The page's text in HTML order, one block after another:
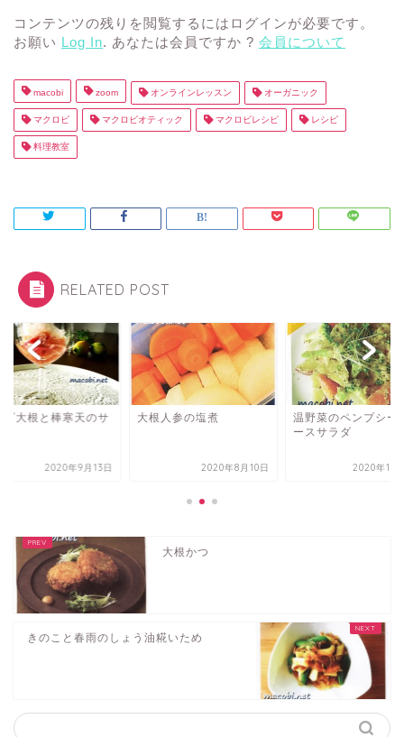
コンテンツの残りを閲覧するにはログインが必要です。
お願い Log In. あなたは会員ですか ? 会員について
macobi zoom オンラインレッスン オーガニック
マクロビ マクロビオティック マクロビレシピ レシピ
料理教室
RELATED POST
ダ大根と棒寒天のサ
2020年9月13日
大根人参の塩煮
2020年8月10日
温野菜のペンプシー
ースサラダ
2020年11
大根かつ
きのこと春雨のしょう油糀いため